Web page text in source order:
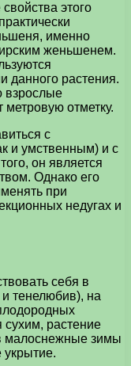
этого
именно
женьшенем.
данного растения.
взрослые
отметку.
с
и умственным) и с
он является
Однако его
при
недугах и
себя в
тенелюбив), на
сухим, растение
малоснежные зимы
укрытие.